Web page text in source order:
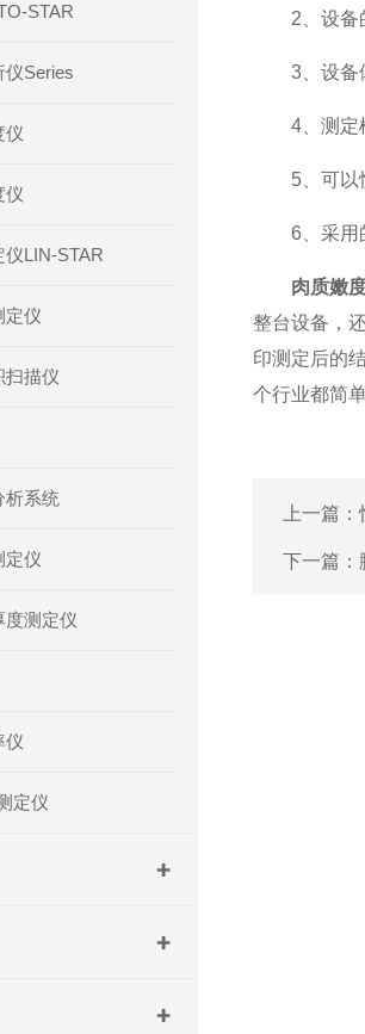
STAR
仪Series
仪
仪
LIN-STAR
定仪
扫描仪
析系统
定仪
度测定仪
仪
定仪
2、设备的
3、设备体
4、测定模
5、可以快
6、采用的
肉质嫩
整台设备，
印测定后的
个行业都简
上一篇：
下一篇：